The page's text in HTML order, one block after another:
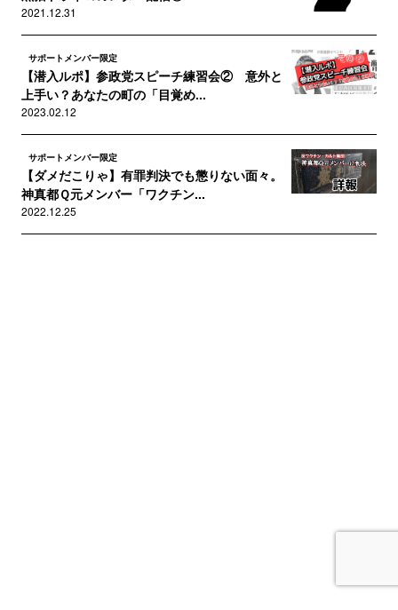
2021.12.31
サポートメンバー限定
【潜入ルポ】参政党スピーチ練習会② 意外と
上手い？あなたの町の「目覚め...
2023.02.12
サポートメンバー限定
【ダメだこりゃ】有罪判決でも懲りない面々。
神真都Ｑ元メンバー「ワクチン...
2022.12.25